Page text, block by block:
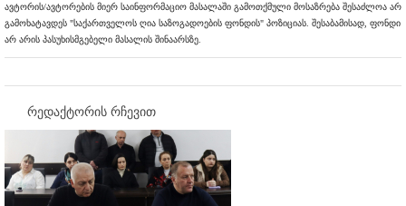
ავტორის/ავტორების მიერ საინფორმაციო მასალაში გამოთქმული მოსაზრება შესაძლოა არ
გამოხატავდეს "საქართველოს ღია საზოგადოების ფონდის" პოზიციას. შესაბამისად, ფონდი
არ არის პასუხისმგებელი მასალის შინაარსზე.
რედაქტორის რჩევით